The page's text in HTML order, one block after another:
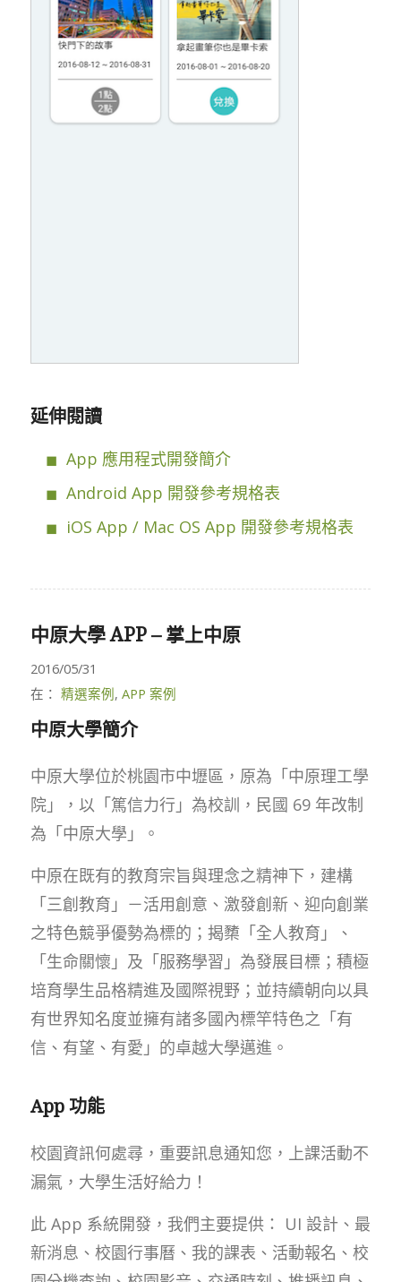
延伸閱讀
App 應用程式開發簡介
Android App 開發參考規格表
iOS App / Mac OS App 開發參考規格表
中原大學 APP – 掌上中原
2016/05/31
在： 精選案例, APP 案例
中原大學簡介
中原大學位於桃園市中壢區，原為「中原理工學
院」，以「篤信力行」為校訓，民國 69 年改制
為「中原大學」。
中原在既有的教育宗旨與理念之精神下，建構
「三創教育」－活用創意、激發創新、迎向創業
之特色競爭優勢為標的；揭櫫「全人教育」、
「生命關懷」及「服務學習」為發展目標；積極
培育學生品格精進及國際視野；並持續朝向以具
有世界知名度並擁有諸多國內標竿特色之「有
信、有望、有愛」的卓越大學邁進。
App 功能
校園資訊何處尋，重要訊息通知您，上課活動不
漏氣，大學生活好給力！
此 App 系統開發，我們主要提供： UI 設計、最
新消息、校園行事曆、我的課表、活動報名、校